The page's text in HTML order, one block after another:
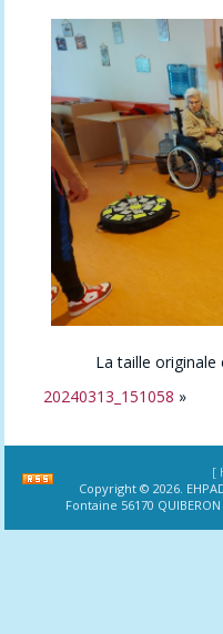
La taille originale
20240313_151058 »
[
Copyright © 2026.
Fontaine 56170 QUIBERON .